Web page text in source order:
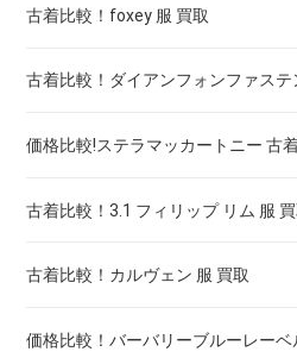
古着比較！foxey 服 買取
古着比較！ダイアンフォンファステ
価格比較!ステラマッカートニー 古
古着比較！3.1 フィリップ リム 服 買
古着比較！カルヴェン 服 買取
価格比較！バーバリーブルーレーベ